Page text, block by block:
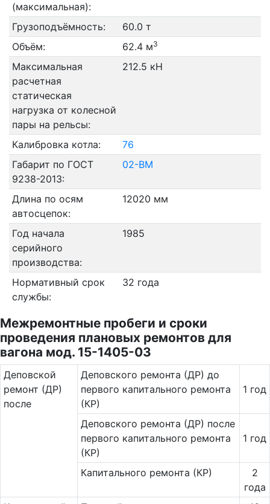
(максимальная):
Грузоподъёмность:
60.0 т
Объём:
62.4 м3
Максимальная
расчетная
статическая
нагрузка от колесной
пары на рельсы:
212.5 кН
Калибровка котла:
76
Габарит по ГОСТ
9238-2013:
02-ВМ
Длина по осям
автосцепок:
12020 мм
Год начала
серийного
производства:
1985
Нормативный срок
службы:
32 года
Межремонтные пробеги и сроки
проведения плановых ремонтов для
вагона мод. 15-1405-03
Де­повс­кой
ремонт (ДР)
после
Деповского ремонта (ДР) до
первого капитального ремонта
(КР)
1 год
Деповского ремонта (ДР) после
первого капитального ремонта
(КР)
1 год
Капитального ремонта (КР)
2
года